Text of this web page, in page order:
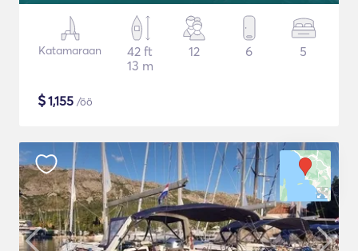
Katamaraan
42 ft
13 m
12 6 5
$1,155 /öö